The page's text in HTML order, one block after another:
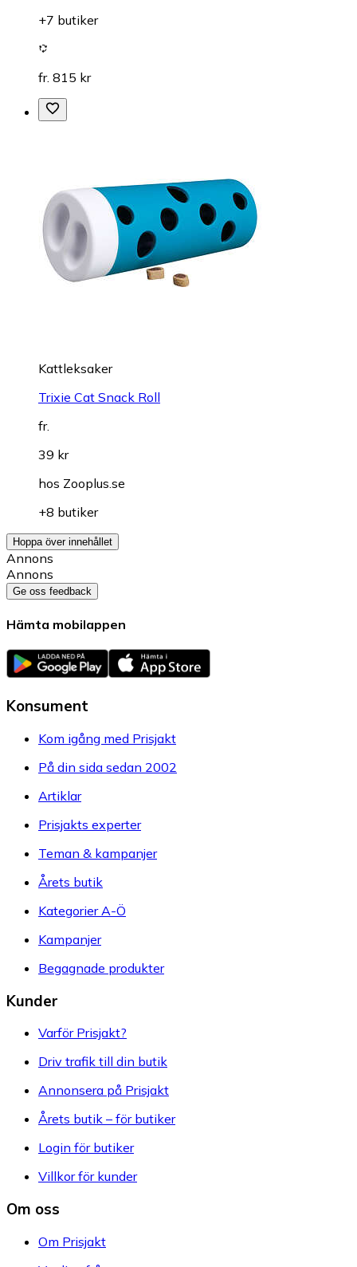
+7 butiker
fr. 815 kr
Kattleksaker
Trixie Cat Snack Roll
fr.
39 kr
hos Zooplus.se
+8 butiker
Hoppa över innehållet
Annons
Annons
Ge oss feedback
Hämta mobilappen
Konsument
Kom igång med Prisjakt
På din sida sedan 2002
Artiklar
Prisjakts experter
Teman & kampanjer
Årets butik
Kategorier A-Ö
Kampanjer
Begagnade produkter
Kunder
Varför Prisjakt?
Driv trafik till din butik
Annonsera på Prisjakt
Årets butik – för butiker
Login för butiker
Villkor för kunder
Om oss
Om Prisjakt